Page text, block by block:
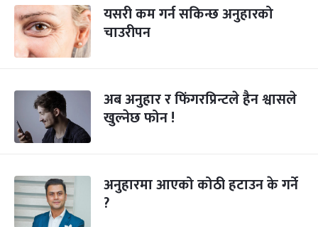
यसरी कम गर्न सकिन्छ अनुहारको
चाउरीपन
अब अनुहार र फिंगरप्रिन्टले हैन श्वासले
खुल्नेछ फोन !
अनुहारमा आएको कोठी हटाउन के गर्ने
?